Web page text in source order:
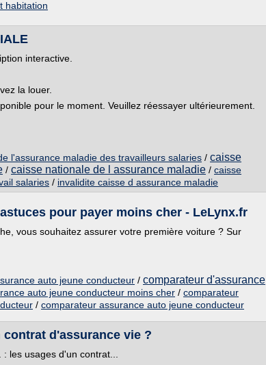
habitation
interactive.
la louer.
pour le moment. Veuillez réessayer ultérieurement.
l'assurance maladie des travailleurs salaries / caisse
/ caisse nationale de l assurance maladie / caisse
salaries / invalidite caisse d assurance maladie
pour payer moins cher - LeLynx.fr
vous souhaitez assurer votre première voiture ? Sur
auto jeune conducteur / comparateur d'assurance
auto jeune conducteur moins cher / comparateur
/ comparateur assurance auto jeune conducteur
d'assurance vie ?
les usages d'un contrat...